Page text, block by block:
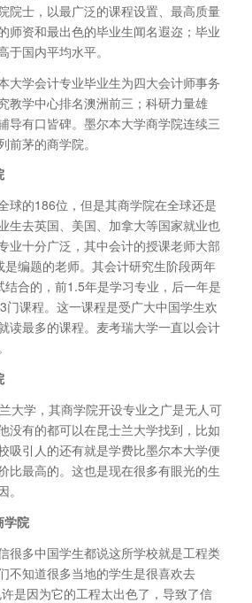
院士，以最广泛的课程设置、最高质量
师资和最出色的毕业生闻名遐迩；毕业
国内平均水平。
大学会计专业毕业生为四大会计师事务
教学中心排名澳洲前三；科研力量雄
导有口皆碑。墨尔本大学商学院连续三
茅的商学院。
球的186位，但是其商学院在全球还是
生去英国、美国、加拿大等国家就业也
业十分广泛，其中会计的授课老师大部
编题的老师。其会计研究生阶段两年
合的，前1.5年是学习专业，后一年是
门课程。这一课程是受广大中国学生欢
读最多的课程。麦考瑞大学一直以会计
大学，其商学院开设专业之广是无人可
没有的都可以在昆士兰大学找到，比如
吸引人的还有就是学费比墨尔本大学便
比最高的。这也是现在很多有眼光的生
学院
很多中国学生都说这所学校就是工程类
不知道很多当地的学生是很喜欢去
是因为它的工程太出色了，导致了信